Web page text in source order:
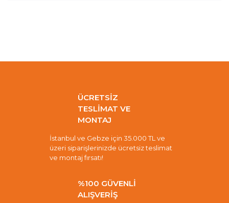
ÜCRETSİZ
TESLİMAT VE
MONTAJ
İstanbul ve Gebze için 35.000 TL ve
üzeri siparişlerinizde ücretsiz teslimat
ve montaj fırsatı!
%100 GÜVENLİ
ALIŞVERİŞ